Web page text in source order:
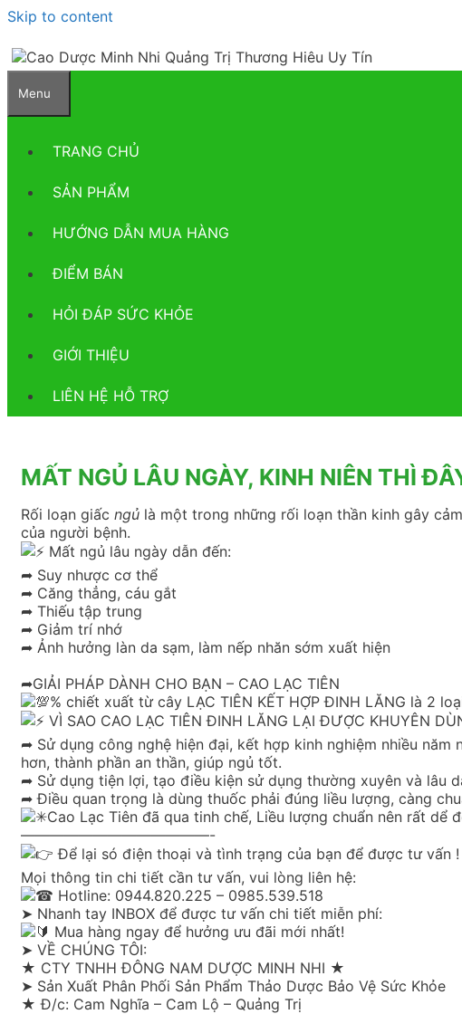
Skip to content
Menu
TRANG CHỦ
SẢN PHẨM
HƯỚNG DẪN MUA HÀNG
ĐIỂM BÁN
HỎI ĐÁP SỨC KHỎE
GIỚI THIỆU
LIÊN HỆ HỖ TRỢ
MẤT NGỦ LÂU NGÀY, KINH NIÊN THÌ
Rối loạn giấc ngủ là một trong những rối loạn thần kinh gây
của người bệnh.
Mất ngủ lâu ngày dẫn đến:
➦ Suy nhược cơ thể
➦ Căng thẳng, cáu gắt
➦ Thiếu tập trung
➦ Giảm trí nhớ
➦ Ảnh hưởng làn da sạm, làm nếp nhăn sớm xuất hiện
➦GIẢI PHÁP DÀNH CHO BẠN – CAO LẠC TIÊN
% chiết xuất từ cây LẠC TIÊN KẾT HỢP ĐINH LĂNG là 2
VÌ SAO CAO LẠC TIÊN ĐINH LĂNG LẠI ĐƯỢC KHUYÊN
➦ Sử dụng công nghệ hiện đại, kết hợp kinh nghiệm nhiều
hơn, thành phần an thần, giúp ngủ tốt.
➦ Sử dụng tiện lợi, tạo điều kiện sử dụng thường xuyên và lâu
➦ Điều quan trọng là dùng thuốc phải đúng liều lượng, càng
Cao Lạc Tiên đã qua tinh chế, Liều lượng chuẩn nên rất dể
—————————————-
Để lại só điện thoại và tình trạng của bạn để được tư vấn !
Mọi thông tin chi tiết cần tư vấn, vui lòng liên hệ:
Hotline: 0944.820.225 – 0985.539.518
➤ Nhanh tay INBOX để được tư vấn chi tiết miễn phí:
Mua hàng ngay để hưởng ưu đãi mới nhất!
➤ VỀ CHÚNG TÔI:
★ CTY TNHH ĐÔNG NAM DƯỢC MINH NHI ★
➤ Sản Xuất Phân Phối Sản Phẩm Thảo Dược Bảo Vệ Sức Khỏe
★ Đ/c: Cam Nghĩa – Cam Lộ – Quảng Trị